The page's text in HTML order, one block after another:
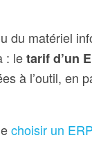
du matériel
: letarif d’un
à l’outil, en
choisir un ERP